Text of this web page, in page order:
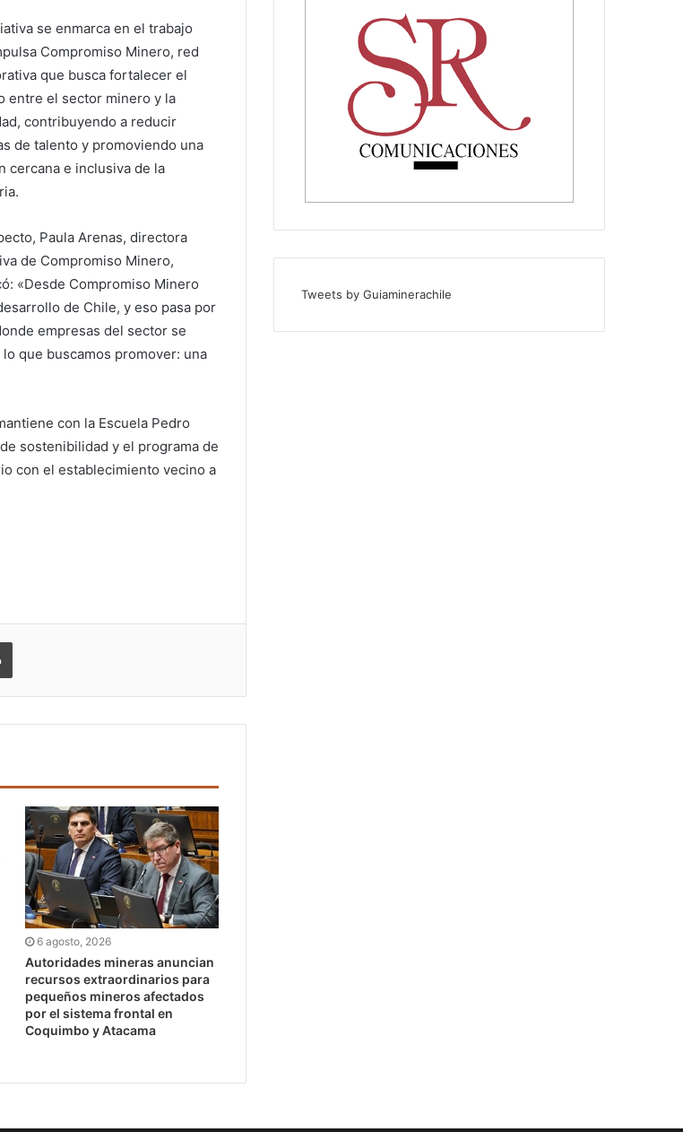
se enmarca en el trabajo
Compromiso Minero, red
que busca fortalecer el
entre el sector minero y la
contribuyendo a reducir
de talento y promoviendo una
cercana e inclusiva de la
Paula Arenas, directora
de Compromiso Minero,
«Desde Compromiso Minero
de Chile, y eso pasa por
empresas del sector se
que buscamos promover: una
con la Escuela Pedro
sostenibilidad y el programa de
con el establecimiento vecino a
6 agosto, 2026
Autoridades mineras anuncian
recursos extraordinarios para
pequeños mineros afectados
por el sistema frontal en
Coquimbo y Atacama
Tweets by Guiaminerachile